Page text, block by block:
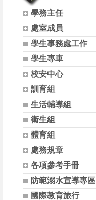
學務主任
處室成員
學生事務處工作
學生專車
校安中心
訓育組
生活輔導組
衛生組
體育組
處務規章
各項參考手冊
防範溺水宣導專區
國際教育旅行